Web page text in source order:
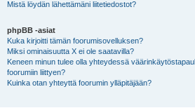
Mistä löydän lähettämäni liitetiedostot?
phpBB -asiat
Kuka kirjoitti tämän foorumisovelluksen?
Miksi ominaisuutta X ei ole saatavilla?
Keneen minun tulee olla yhteydessä
foorumiin liittyen?
Kuinka otan yhteyttä foorumin ylläpitäjään?